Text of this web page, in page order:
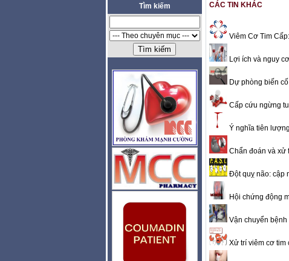
Tìm kiếm CÁC TIN KHÁC
Viêm Cơ Tim
Lợi ích và nguy
Dự phòng biến
Cấp cứu ngừng
Ý nghĩa tiên
Chẩn đoán và xử
Đột quỵ não: cập
Hội chứng động
Vận chuyển bệnh
Xử trí viêm cơ tim